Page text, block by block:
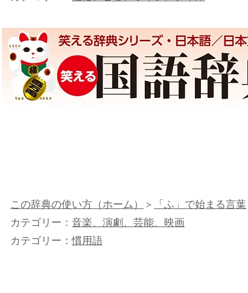
この辞典の使い方（ホーム）＞「ふ」で始まる言葉
​カテゴリー： 音楽、演劇、芸能、映画
カテゴリー：慣用語